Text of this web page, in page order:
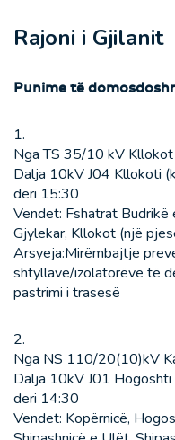
Rajoni i Gjilanit
Punime të
1.
Nga TS 35/10 kV
Dalja 10kV J04 Kllokoti
deri 15:30
Vendet: Fshatrat Budrikë
Gjylekar, Kllokot (një
Arsyeja:Mirëmbajtje
shtyllave/izolatorëve të
pastrimi i trasesë
2.
Nga NS 110/20(10)kV
Dalja 10kV J01
deri 14:30
Vendet: Kopërnicë,